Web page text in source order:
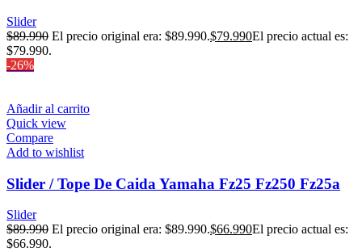
Slider
$89.990 El precio original era: $89.990.$79.990El precio actual es:
$79.990.
-26%
Añadir al carrito
Quick view
Compare
Add to wishlist
Slider / Tope De Caida Yamaha Fz25 Fz250 Fz25a
Slider
$89.990 El precio original era: $89.990.$66.990El precio actual es:
$66.990.